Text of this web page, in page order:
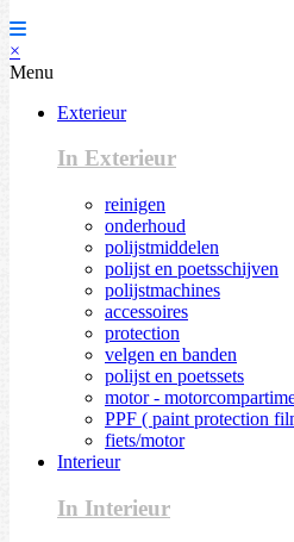
×
Menu
Exterieur
In Exterieur
reinigen
onderhoud
polijstmiddelen
polijst en poetsschijven
polijstmachines
accessoires
protection
velgen en banden
polijst en poetssets
motor -
PPF ( paint protection
fiets/motor
Interieur
In Interieur